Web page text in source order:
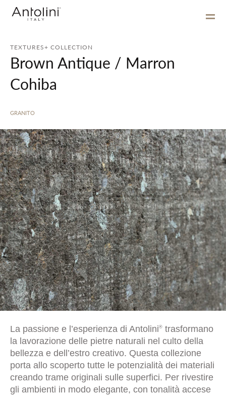
TEXTURES+ COLLECTION
Brown Antique / Marron
Cohiba
GRANITO
La passione e l’esperienza di Antolini® trasformano
la lavorazione delle pietre naturali nel culto della
bellezza e dell’estro creativo. Questa collezione
porta allo scoperto tutte le potenzialità dei materiali
creando trame originali sulle superfici. Per rivestire
gli ambienti in modo elegante, con tonalità accese